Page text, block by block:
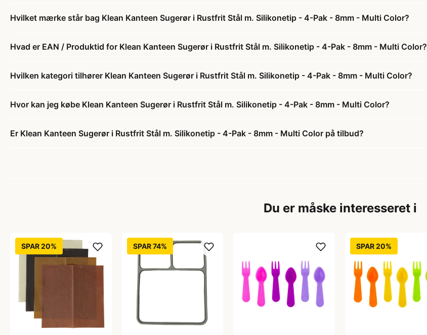
Hvilket mærke står bag Klean Kanteen Sugerør i Rustfrit Stål m. Silikonetip - 4-Pak - 8mm - Multi Color?
Hvad er EAN / Produktid for Klean Kanteen Sugerør i Rustfrit Stål m. Silikonetip - 4-Pak - 8mm - Multi Color?
Hvilken kategori tilhører Klean Kanteen Sugerør i Rustfrit Stål m. Silikonetip - 4-Pak - 8mm - Multi Color?
Hvor kan jeg købe Klean Kanteen Sugerør i Rustfrit Stål m. Silikonetip - 4-Pak - 8mm - Multi Color?
Er Klean Kanteen Sugerør i Rustfrit Stål m. Silikonetip - 4-Pak - 8mm - Multi Color på tilbud?
Du er måske interesseret i
SPAR 20% SPAR 74% SPAR 20%